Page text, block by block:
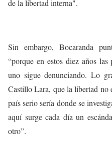
de la libertad interna".
Sin embargo, Bocaranda
“porque en estos diez años
uno sigue denunciando. Lo
Castillo Lara, que la libertad no
país serio sería donde se
aquí surge cada día un
otro”.